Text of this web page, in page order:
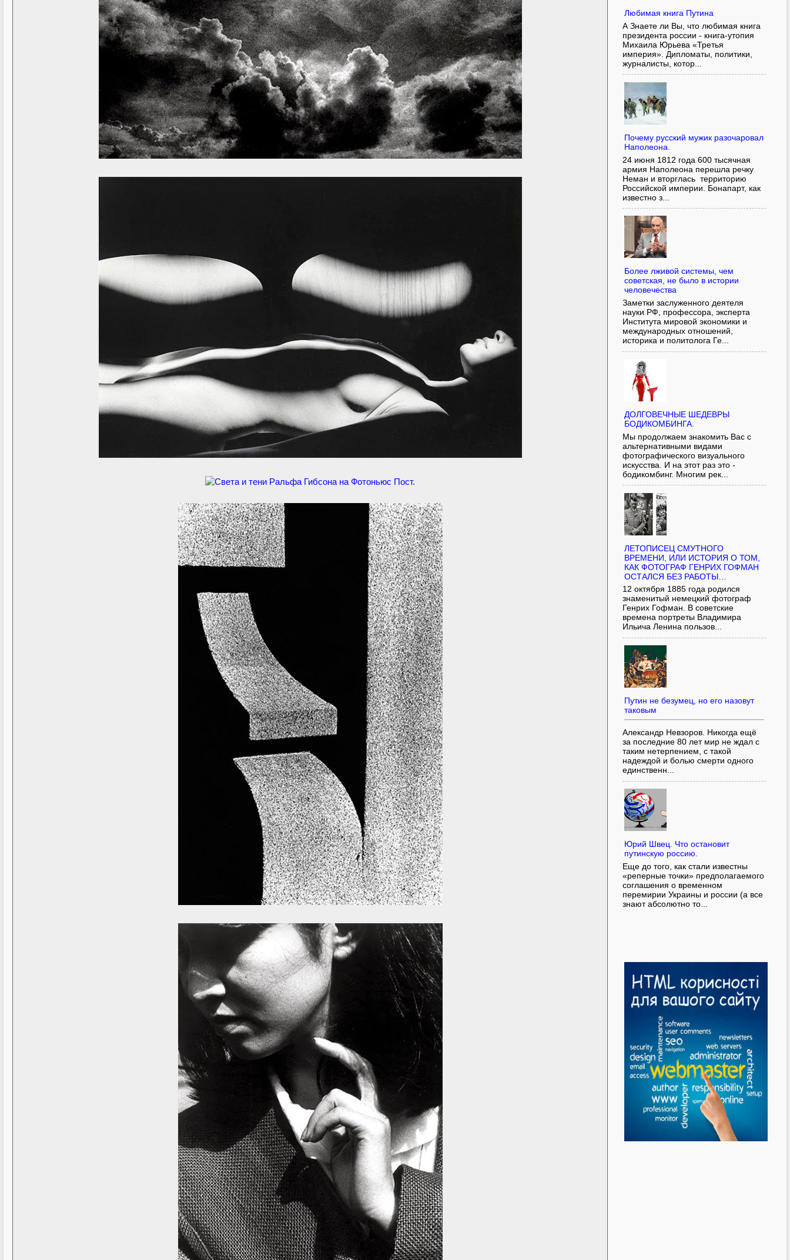
Любимая книга Путина
А Знаете ли Вы, что любимая книга
президента россии - книга-утопия
Михаила Юрьева «Третья
империя». Дипломаты, политики,
журналисты, котор...
Почему русский мужик разочаровал
Наполеона.
24 июня 1812 года 600 тысячная
армия Наполеона перешла речку
Неман и вторглась территорию
Российской империи. Бонапарт, как
известно з...
Более лживой системы, чем
советская, не было в истории
человечества
Заметки заслуженного деятеля
науки РФ, профессора, эксперта
Института мировой экономики и
международных отношений,
историка и политолога Ге...
ДОЛГОВЕЧНЫЕ ШЕДЕВРЫ
БОДИКОМБИНГА.
Мы продолжаем знакомить Вас с
альтернативными видами
фотографического визуального
искусства. И на этот раз это -
бодикомбинг. Многим рек...
ЛЕТОПИСЕЦ СМУТНОГО
ВРЕМЕНИ, ИЛИ ИСТОРИЯ О ТОМ,
КАК ФОТОГРАФ ГЕНРИХ ГОФМАН
ОСТАЛСЯ БЕЗ РАБОТЫ…
12 октября 1885 года родился
знаменитый немецкий фотограф
Генрих Гофман. В советские
времена портреты Владимира
Ильича Ленина пользов...
Путин не безумец, но его назовут
таковым
Александр Невзоров. Никогда ещё
за последние 80 лет мир не ждал с
таким нетерпением, с такой
надеждой и болью смерти одного
единственн...
Юрий Швец. Что остановит
путинскую россию.
Еще до того, как стали известны
«реперные точки» предполагаемого
соглашения о временном
перемирии Украины и россии (а все
знают абсолютно то...